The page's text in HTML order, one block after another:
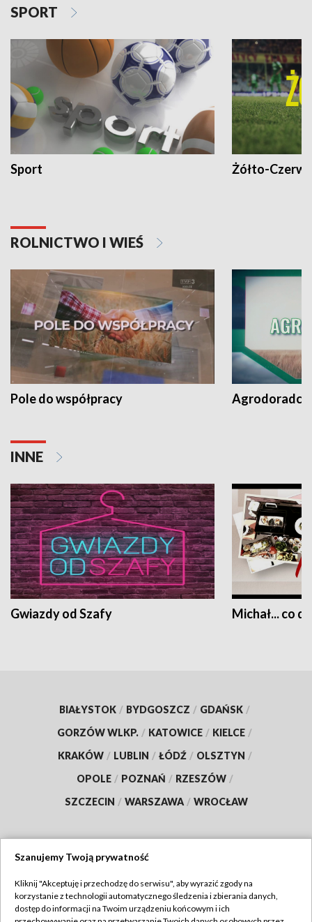
SPORT
Sport Żółto-
ROLNICTWO I WIEŚ
Pole do współpracy Agrodoradcy
INNE
Gwiazdy od Szafy Michał... co
BIAŁYSTOK / BYDGOSZCZ / GDAŃSK /
GORZÓW WLKP. / KATOWICE / KIELCE /
KRAKÓW / LUBLIN / ŁÓDŹ / OLSZTYN /
OPOLE / POZNAŃ / RZESZÓW /
SZCZECIN / WARSZAWA / WROCŁAW
TVP
Szanujemy Twoją prywatność
Kliknij "Akceptuję i przechodzę do serwisu", aby wyrazić zgody na
korzystanie z technologii automatycznego śledzenia i zbierania danych,
dostęp do informacji na Twoim urządzeniu końcowym i ich